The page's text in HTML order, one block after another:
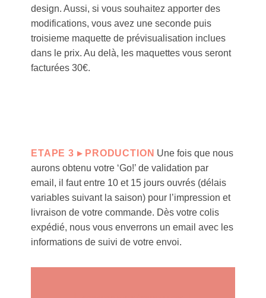
design. Aussi, si vous souhaitez apporter des
modifications, vous avez une seconde puis
troisieme maquette de prévisualisation inclues
dans le prix. Au delà, les maquettes vous seront
facturées 30€.
ETAPE 3 ▸ PRODUCTION Une fois que nous
aurons obtenu votre ‘Go!’ de validation par
email, il faut entre 10 et 15 jours ouvrés (délais
variables suivant la saison) pour l’impression et
livraison de votre commande. Dès votre colis
expédié, nous vous enverrons un email avec les
informations de suivi de votre envoi.